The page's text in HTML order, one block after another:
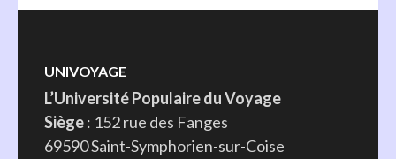
UNIVOYAGE
L’Université Populaire du Voyage
Siège: 152 rue des Fanges
69590 Saint-Symphorien-sur-Coise